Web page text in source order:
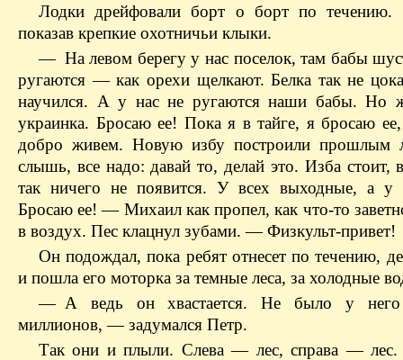
Лодки дрейфовали борт о борт по течению.
показав крепкие охотничьи клыки.
— На левом берегу у нас поселок, там бабы
ругаются — как орехи щелкают. Белка так не
научился. А у нас не ругаются наши бабы. Но
украинка. Бросаю ее! Пока я в тайге, я бросаю
добро живем. Новую избу построили прошлым
слышь, все надо: давай то, делай это. Изба стоит,
так ничего не появится. У всех выходные, а у
Бросаю ее! — Михаил как пропел, как что-то
в воздух. Пес клацнул зубами. — Физкульт-привет!
Он подождал, пока ребят отнесет по течению,
и пошла его моторка за темные леса, за холодные
— А ведь он хвастается. Не было у него
миллионов, — задумался Петр.
Так они и плыли. Слева — лес, справа — лес.